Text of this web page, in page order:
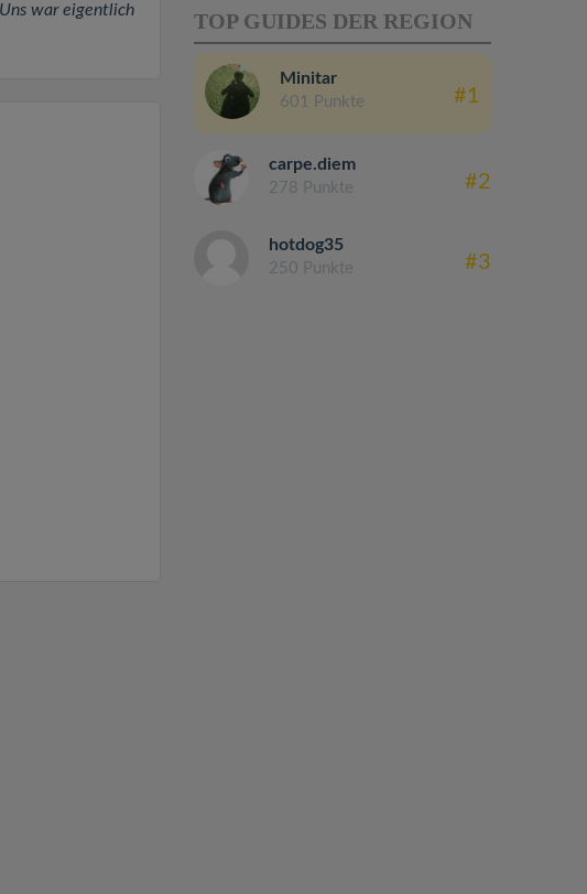
war eigentlich
TOP GUIDES DER REGION
Minitar
601 Punkte #1
carpe.diem
278 Punkte #2
hotdog35
250 Punkte #3